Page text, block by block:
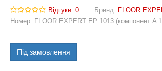
Відгуки: 0 Бренд: FLOOR
Номер: FLOOR EXPERT EP 1013 (компонент A
Під замовлення